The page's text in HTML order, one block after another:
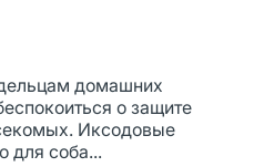
домашних
о защите
Иксодовые
для соба...